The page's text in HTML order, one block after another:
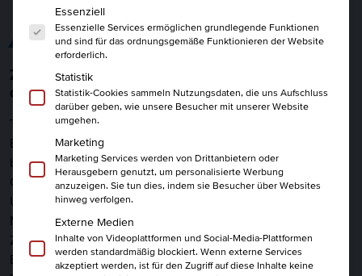
ALLES AUF EINEN BLICK
Zollwissen kompakt: Dein Einstieg in die Welt
des Im- und Exports
Tritt ein in die Welt des Zolls mit unserem Einführungskurs.
Egal, ob Du neu, wiederkehrend oder ein Seiteneinsteiger
bist, in diesem Seminar erhältst Du kompaktes
Grundlagenwissen im Zollrecht. Wir geben Dir einen
Überblick über das Außenwirtschafts- und
Marktordnungsrecht sowie Einblicke in verschiedene
Zollverfahren. Auch die zu beachtenden Verbote und
Beschränkungen bei der Einfuhr von Waren stehen im
Es folgt eine Liste der Service-Gruppen, für die eine
Essenziell
Essenzielle Services ermöglichen grundlegende Funktionen
und sind für das ordnungsgemäße Funktionieren der Website
erforderlich.
Statistik
Statistik-Cookies sammeln Nutzungsdaten, die uns Aufschluss
darüber geben, wie unsere Besucher mit unserer Website
umgehen.
Marketing
Marketing Services werden von Drittanbietern oder
Herausgebern genutzt, um personalisierte Werbung
anzuzeigen. Sie tun dies, indem sie Besucher über Websites
hinweg verfolgen.
Externe Medien
Inhalte von Videoplattformen und Social-Media-Plattformen
werden standardmäßig blockiert. Wenn externe Services
akzeptiert werden, ist für den Zugriff auf diese Inhalte keine